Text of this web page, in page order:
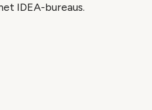
IDEA-bureaus.